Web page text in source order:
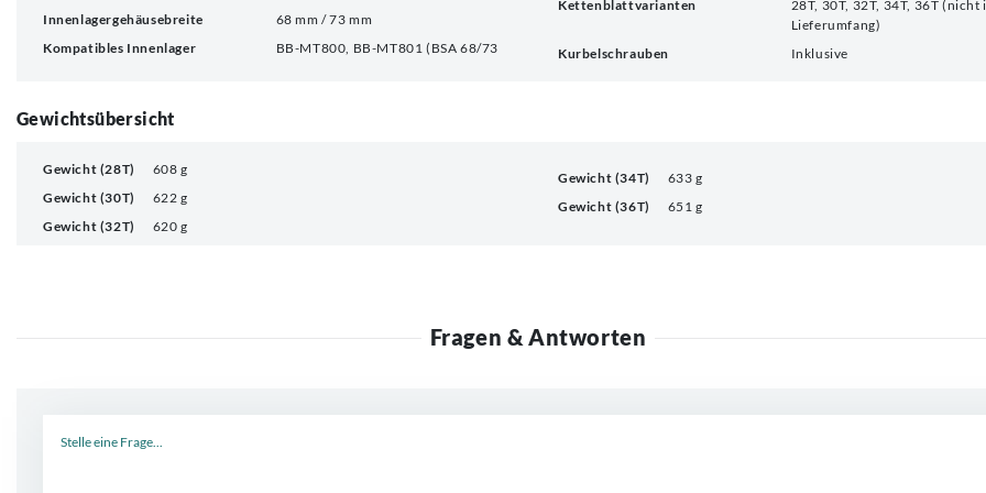
Innenlagergehäusebreite
68 mm / 73 mm
Kompatibles Innenlager
BB-MT800, BB-MT801 (BSA 68/73
Kettenblattvarianten
28T, 30T, 32T, 34T, 36T (nicht
Lieferumfang)
Kurbelschrauben
Inklusive
Gewichtsübersicht
Gewicht (28T)
608 g
Gewicht (30T)
622 g
Gewicht (32T)
620 g
Gewicht (34T)
633 g
Gewicht (36T)
651 g
Fragen & Antworten